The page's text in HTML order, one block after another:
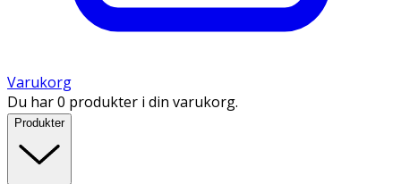
Varukorg
Du har 0 produkter i din varukorg.
Produkter